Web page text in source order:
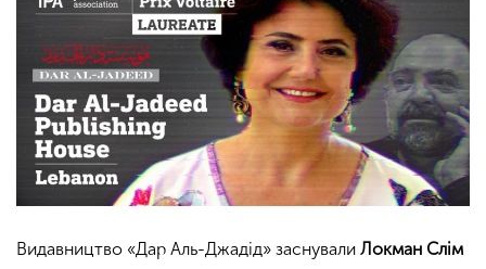
Видавництво «Дар Аль-Джадід» заснували Локман Слім